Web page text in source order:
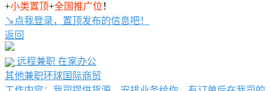
+小类置顶+全国推广位 ！
↘点我登录，置顶发布的信息吧！
返回
远程兼职 在家办公
其他兼职环球国际商贸